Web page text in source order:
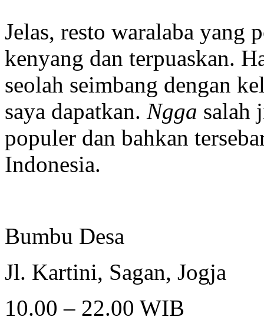
Jelas, resto waralaba yang
kenyang dan terpuaskan.
seolah seimbang dengan
saya dapatkan. Ngga salah
populer dan bahkan
Indonesia.
Bumbu Desa
Jl. Kartini, Sagan, Jogja
10.00 – 22.00 WIB